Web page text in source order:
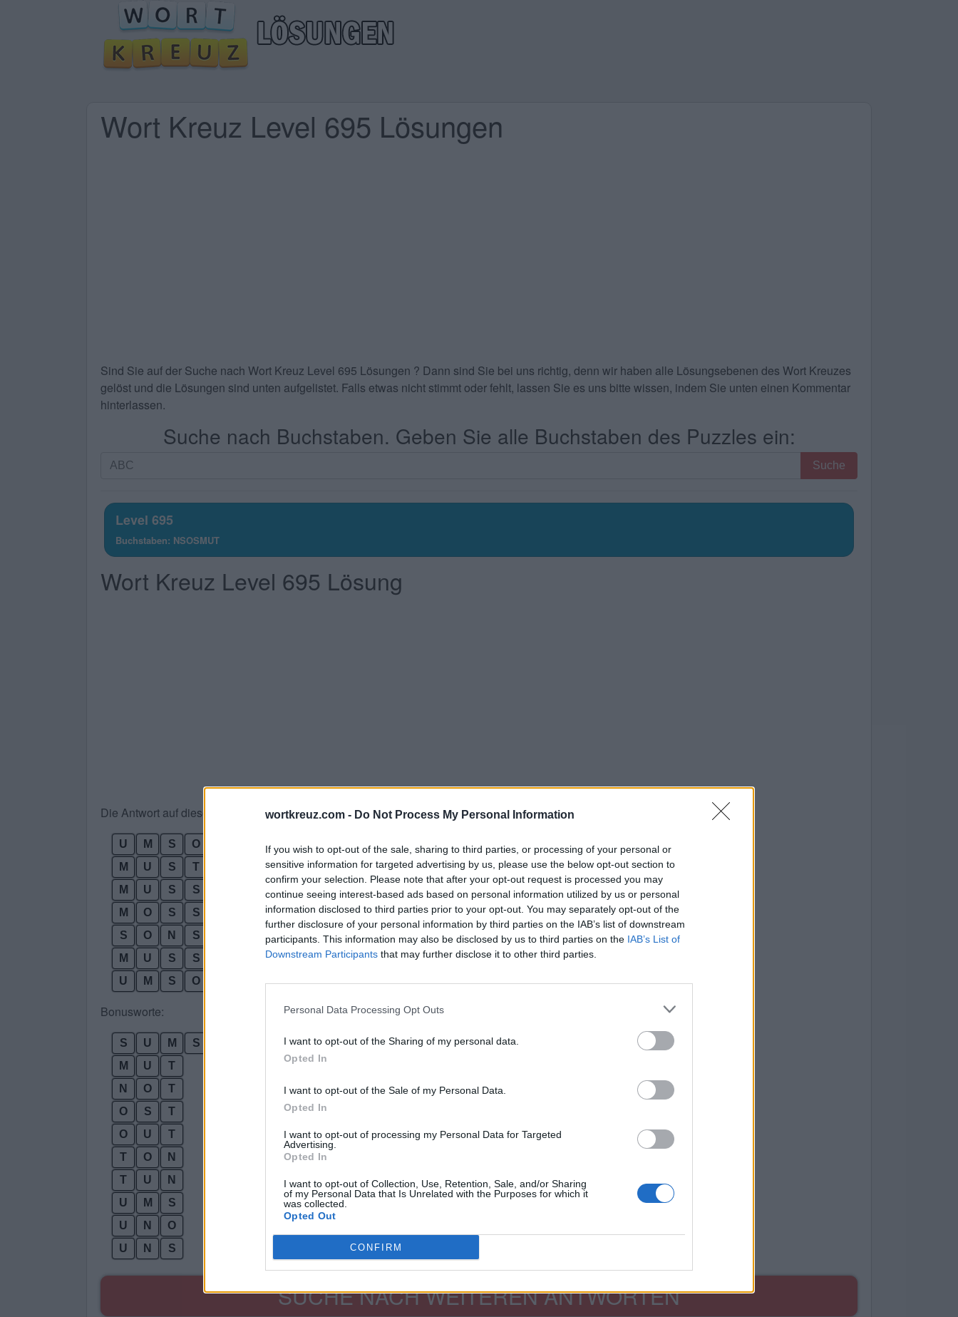
wortkreuz.com - Do Not Process My Personal Information
If you wish to opt-out of the sale, sharing to third parties, or processing of your personal or
sensitive information for targeted advertising by us, please use the below opt-out section to
confirm your selection. Please note that after your opt-out request is processed you may
continue seeing interest-based ads based on personal information utilized by us or personal
information disclosed to third parties prior to your opt-out. You may separately opt-out of the
further disclosure of your personal information by third parties on the IAB’s list of downstream
participants. This information may also be disclosed by us to third parties on the IAB’s List of
Downstream Participants that may further disclose it to other third parties.
Personal Data Processing Opt Outs
I want to opt-out of the Sharing of my personal data.
Opted In
I want to opt-out of the Sale of my Personal Data.
Opted In
I want to opt-out of processing my Personal Data for Targeted
Advertising.
Opted In
I want to opt-out of Collection, Use, Retention, Sale, and/or Sharing
of my Personal Data that Is Unrelated with the Purposes for which it
was collected.
Opted Out
CONFIRM
Wort Kreuz Level 695 Lösungen
Sind Sie auf der Suche nach Wort Kreuz Level 695 Lösungen ? Dann sind Sie bei uns richtig, denn wir haben alle Lösungsebenen des Wort Kreuzes
gelöst und die Lösungen sind unten aufgelistet. Falls etwas nicht stimmt oder fehlt, lassen Sie es uns bitte wissen, indem Sie unten einen Kommentar
hinterlassen.
Suche nach Buchstaben. Geben Sie alle Buchstaben des Puzzles ein:
Suche
Geben
Sie
alle
Buchstaben
des
Suche
Level 695
Buchstaben: NSOSMUT
Wort Kreuz Level 695 Lösung
Die Antwort auf dieses Rätsel lautet:
U M S
O
M
U S
T
M
U S
S
M
O S
S
S
O N S
M
U S S
U
M S O T
Bonusworte:
S U M
S
M
U
T
N
O
T
O
S
T
O
U
T
T
O
N
T
U
N
U
M
S
U
N
O
U
N S
SUCHE NACH WEITEREN ANTWORTEN